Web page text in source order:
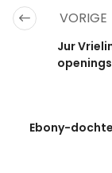
VORIGE
Jur
Ebony-